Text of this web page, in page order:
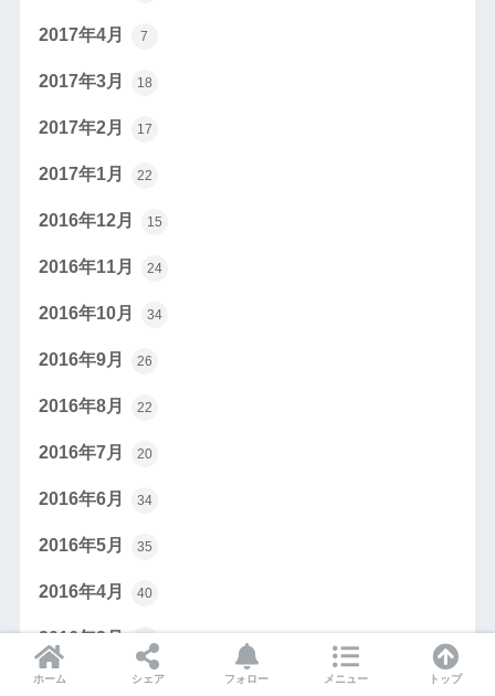
2017年4月 7
2017年3月 18
2017年2月 17
2017年1月 22
2016年12月 15
2016年11月 24
2016年10月 34
2016年9月 26
2016年8月 22
2016年7月 20
2016年6月 34
2016年5月 35
2016年4月 40
2016年3月 34
2016年2月 35
ホーム シェア フォロー メニュー トップ